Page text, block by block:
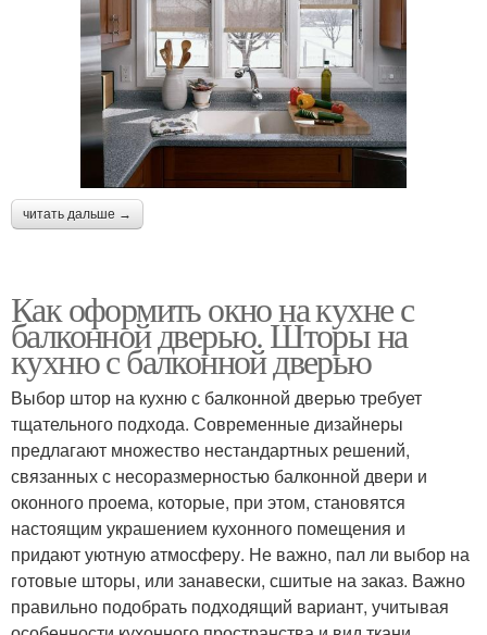
читать дальше →
Как оформить окно на кухне с
балконной дверью. Шторы на
кухню с балконной дверью
Выбор штор на кухню с балконной дверью требует
тщательного подхода. Современные дизайнеры
предлагают множество нестандартных решений,
связанных с несоразмерностью балконной двери и
оконного проема, которые, при этом, становятся
настоящим украшением кухонного помещения и
придают уютную атмосферу. Не важно, пал ли выбор на
готовые шторы, или занавески, сшитые на заказ. Важно
правильно подобрать подходящий вариант, учитывая